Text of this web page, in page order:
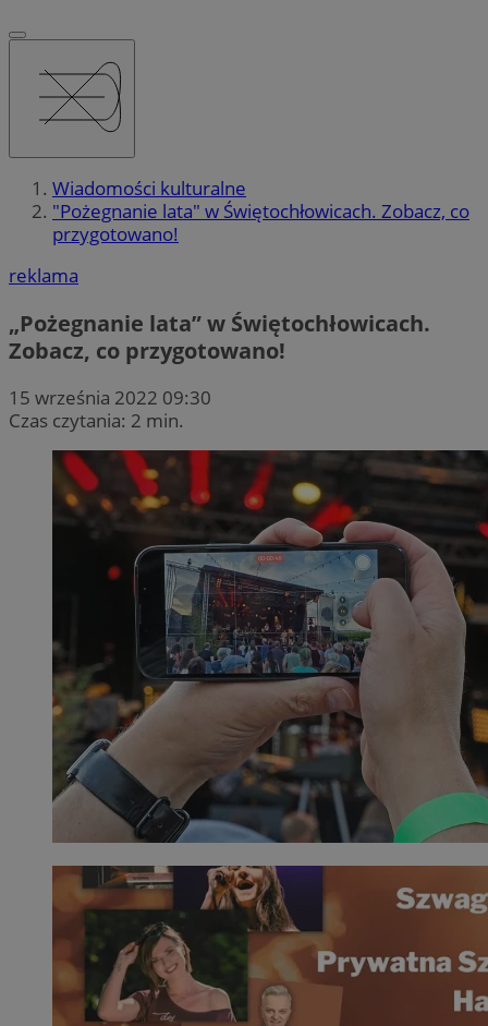
Wiadomości kulturalne
"Pożegnanie lata" w Świętochłowicach. Zobacz, co
przygotowano!
reklama
„Pożegnanie lata” w Świętochłowicach.
Zobacz, co przygotowano!
15 września 2022 09:30
Czas czytania: 2 min.